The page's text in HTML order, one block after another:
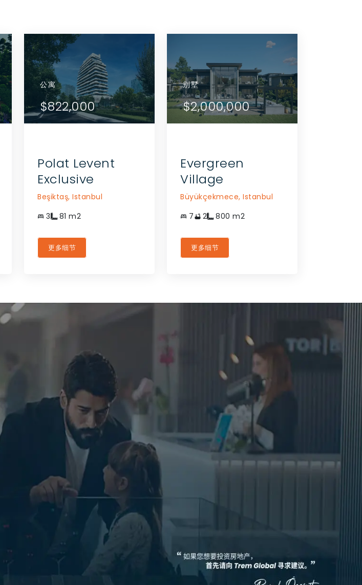
$665,000
查看详情
联系代理商
公寓
$665,000
别墅
$1,500,000
别墅
$1,500,000
公寓
$822,000
公寓
$822,000
Polat Levent
Exclusive
Beşiktaş, Istanbul
3
81 m2
更多细节
查看详情
联系代理商
别墅
$2,000,000
Evergreen
Village
Büyükçekmece, Istanbul
7
2 800 m2
更多细节